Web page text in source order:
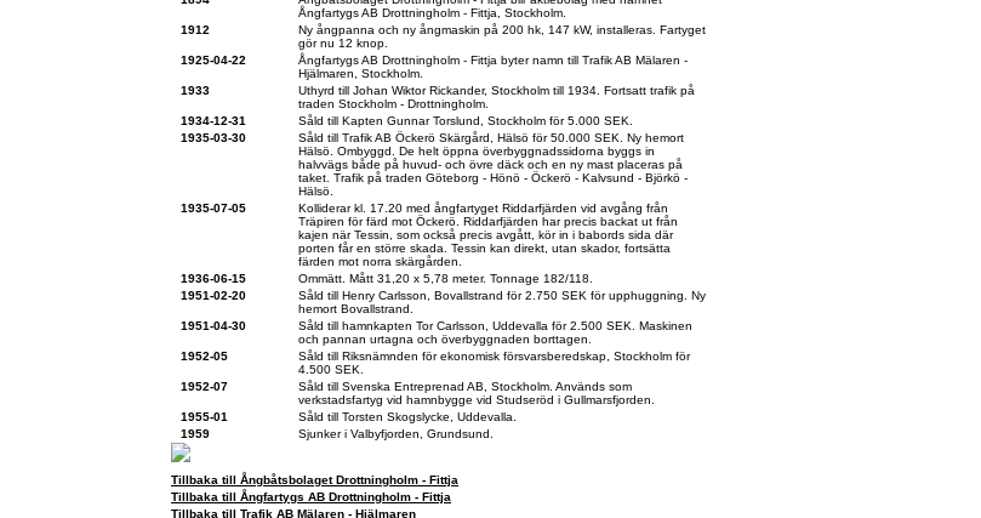
Ångfartygs AB Drottningholm - Fittja, Stockholm.
1912
Ny ångpanna och ny ångmaskin på 200 hk, 147 kW, installeras. Fartyget
gör nu 12 knop.
1925-04-22
Ångfartygs AB Drottningholm - Fittja byter namn till Trafik AB Mälaren -
Hjälmaren, Stockholm.
1933
Uthyrd till Johan Wiktor Rickander, Stockholm till 1934. Fortsatt trafik på
traden Stockholm - Drottningholm.
1934-12-31
Såld till Kapten Gunnar Torslund, Stockholm för 5.000 SEK.
1935-03-30
Såld till Trafik AB Öckerö Skärgård, Hälsö för 50.000 SEK. Ny hemort
Hälsö. Ombyggd. De helt öppna överbyggnadssidorna byggs in
halvvägs både på huvud- och övre däck och en ny mast placeras på
taket. Trafik på traden Göteborg - Hönö - Öckerö - Kalvsund - Björkö -
Hälsö.
1935-07-05
Kolliderar kl. 17.20 med ångfartyget Riddarfjärden vid avgång från
Träpiren för färd mot Öckerö. Riddarfjärden har precis backat ut från
kajen när Tessin, som också precis avgått, kör in i babords sida där
porten får en större skada. Tessin kan direkt, utan skador, fortsätta
färden mot norra skärgården.
1936-06-15
Ommätt. Mått 31,20 x 5,78 meter. Tonnage 182/118.
1951-02-20
Såld till Henry Carlsson, Bovallstrand för 2.750 SEK för upphuggning. Ny
hemort Bovallstrand.
1951-04-30
Såld till hamnkapten Tor Carlsson, Uddevalla för 2.500 SEK. Maskinen
och pannan urtagna och överbyggnaden borttagen.
1952-05
Såld till Riksnämnden för ekonomisk försvarsberedskap, Stockholm för
4.500 SEK.
1952-07
Såld till Svenska Entreprenad AB, Stockholm. Används som
verkstadsfartyg vid hamnbygge vid Studseröd i Gullmarsfjorden.
1955-01
Såld till Torsten Skogslycke, Uddevalla.
1959
Sjunker i Valbyfjorden, Grundsund.
Tillbaka till Ångbåtsbolaget Drottningholm - Fittja
Tillbaka till Ångfartygs AB Drottningholm - Fittja
Tillbaka till Trafik AB Mälaren - Hjälmaren